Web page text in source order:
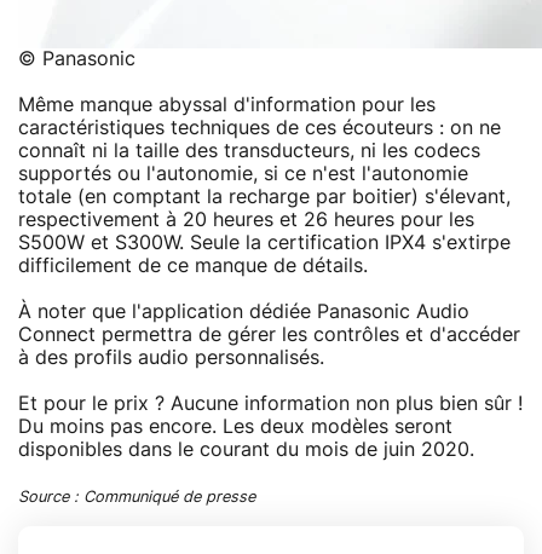
© Panasonic
Même manque abyssal d'information pour les
caractéristiques techniques de ces écouteurs : on ne
connaît ni la taille des transducteurs, ni les codecs
supportés ou l'autonomie, si ce n'est l'autonomie
totale (en comptant la recharge par boitier) s'élevant,
respectivement à 20 heures et 26 heures pour les
S500W et S300W. Seule la certification IPX4 s'extirpe
difficilement de ce manque de détails.
À noter que l'application dédiée Panasonic Audio
Connect permettra de gérer les contrôles et d'accéder
à des profils audio personnalisés.
Et pour le prix ? Aucune information non plus bien sûr !
Du moins pas encore. Les deux modèles seront
disponibles dans le courant du mois de juin 2020.
Source : Communiqué de presse